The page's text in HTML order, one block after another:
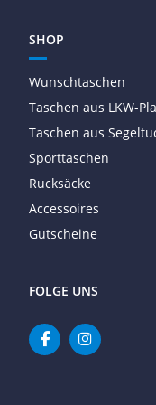
SHOP
Wunschtaschen
Taschen aus LKW-
Taschen aus
Sporttaschen
Rucksäcke
Accessoires
Gutscheine
FOLGE UNS